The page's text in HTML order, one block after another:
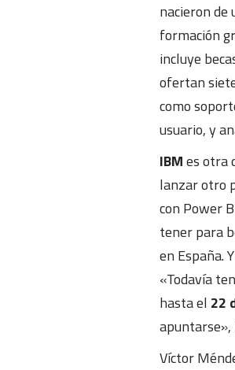
nacieron de
formación
incluye
ofertan
como
usuario, y
IBMes otra
lanzar otro
con Power
tener para
en España.
«Todavía
hasta el 22
apuntarse»,
Víctor